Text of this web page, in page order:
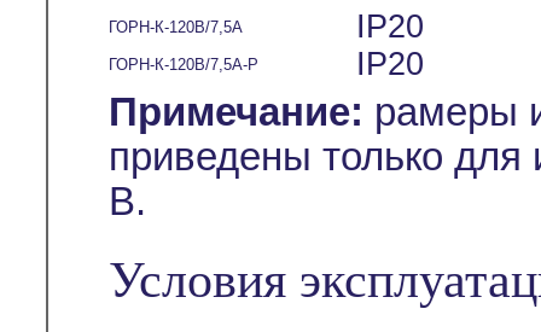
ГОРН-К-120В/7,5А IP20
ГОРН-К-120В/7,5А-Р IP20
Примечание: рамеры
приведены только для
В.
Условия